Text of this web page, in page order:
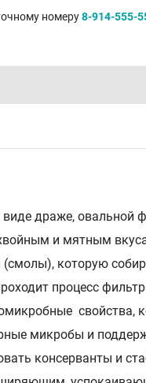
номеру8-914-555-
драже, овальной
и мятным
которую
процесс
свойства,
микробы и
консерванты и